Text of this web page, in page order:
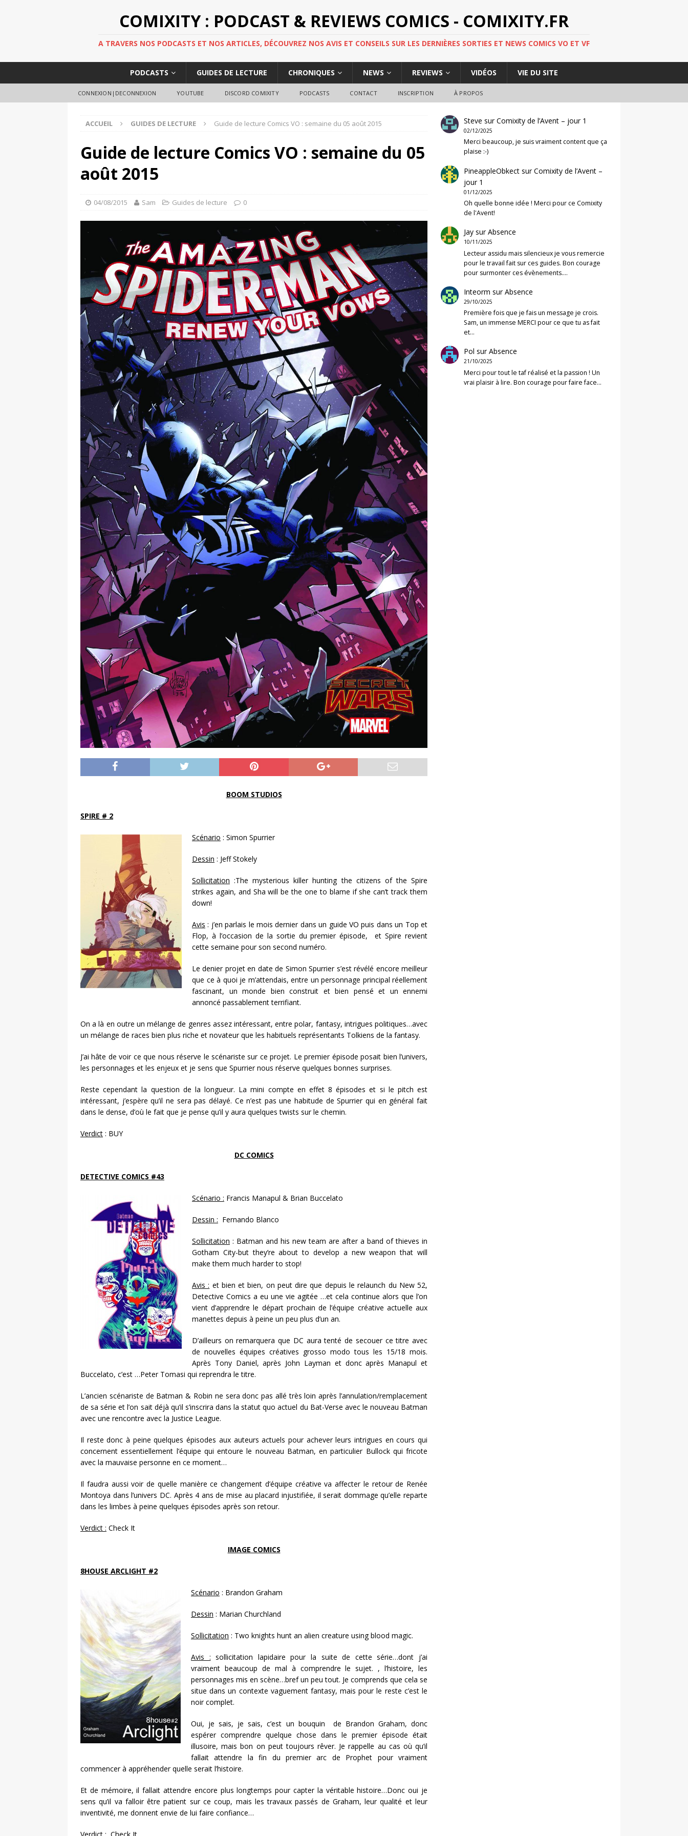
COMIXITY : PODCAST & REVIEWS COMICS - COMIXITY.FR
A TRAVERS NOS PODCASTS ET NOS ARTICLES, DÉCOUVREZ NOS AVIS ET CONSEILS SUR LES DERNIÈRES SORTIES ET NEWS COMICS VO ET VF
PODCASTS GUIDES DE LECTURE CHRONIQUES NEWS REVIEWS VIDÉOS VIE DU SITE
CONNEXION|DECONNEXION YOUTUBE DISCORD COMIXITY PODCASTS CONTACT INSCRIPTION À PROPOS
ACCUEIL GUIDES DE LECTURE Guide de lecture Comics VO : semaine du 05 août 2015
Guide de lecture Comics VO : semaine du 05
août 2015
04/08/2015 Sam Guides de lecture 0
BOOM STUDIOS
SPIRE # 2
Scénario : Simon Spurrier
Dessin : Jeff Stokely
Sollicitation :The mysterious killer hunting the citizens of the Spire
strikes again, and Sha will be the one to blame if she can’t track them
down!
Avis : j’en parlais le mois dernier dans un guide VO puis dans un Top et
Flop, à l’occasion de la sortie du premier épisode, et Spire revient
cette semaine pour son second numéro.
Le denier projet en date de Simon Spurrier s’est révélé encore meilleur
que ce à quoi je m’attendais, entre un personnage principal réellement
fascinant, un monde bien construit et bien pensé et un ennemi
annoncé passablement terrifiant.
On a là en outre un mélange de genres assez intéressant, entre polar, fantasy, intrigues politiques…avec
un mélange de races bien plus riche et novateur que les habituels représentants Tolkiens de la fantasy.
J’ai hâte de voir ce que nous réserve le scénariste sur ce projet. Le premier épisode posait bien l’univers,
les personnages et les enjeux et je sens que Spurrier nous réserve quelques bonnes surprises.
Reste cependant la question de la longueur. La mini compte en effet 8 épisodes et si le pitch est
intéressant, j’espère qu’il ne sera pas délayé. Ce n’est pas une habitude de Spurrier qui en général fait
dans le dense, d’où le fait que je pense qu’il y aura quelques twists sur le chemin.
Verdict : BUY
DC COMICS
DETECTIVE COMICS #43
Scénario : Francis Manapul & Brian Buccelato
Dessin : Fernando Blanco
Sollicitation : Batman and his new team are after a band of thieves in
Gotham City-but they’re about to develop a new weapon that will
make them much harder to stop!
Avis : et bien et bien, on peut dire que depuis le relaunch du New 52,
Detective Comics a eu une vie agitée …et cela continue alors que l’on
vient d’apprendre le départ prochain de l’équipe créative actuelle aux
manettes depuis à peine un peu plus d’un an.
D’ailleurs on remarquera que DC aura tenté de secouer ce titre avec
de nouvelles équipes créatives grosso modo tous les 15/18 mois.
Après Tony Daniel, après John Layman et donc après Manapul et
Buccelato, c’est …Peter Tomasi qui reprendra le titre.
L’ancien scénariste de Batman & Robin ne sera donc pas allé très loin après l’annulation/remplacement
de sa série et l’on sait déjà qu’il s’inscrira dans la statut quo actuel du Bat-Verse avec le nouveau Batman
avec une rencontre avec la Justice League.
Il reste donc à peine quelques épisodes aux auteurs actuels pour achever leurs intrigues en cours qui
concernent essentiellement l’équipe qui entoure le nouveau Batman, en particulier Bullock qui fricote
avec la mauvaise personne en ce moment…
Il faudra aussi voir de quelle manière ce changement d’équipe créative va affecter le retour de Renée
Montoya dans l’univers DC. Après 4 ans de mise au placard injustifiée, il serait dommage qu’elle reparte
dans les limbes à peine quelques épisodes après son retour.
Verdict : Check It
IMAGE COMICS
8HOUSE ARCLIGHT #2
Scénario : Brandon Graham
Dessin : Marian Churchland
Sollicitation : Two knights hunt an alien creature using blood magic.
Avis : sollicitation lapidaire pour la suite de cette série…dont j’ai
vraiment beaucoup de mal à comprendre le sujet. , l’histoire, les
personnages mis en scène…bref un peu tout. Je comprends que cela se
situe dans un contexte vaguement fantasy, mais pour le reste c’est le
noir complet.
Oui, je sais, je sais, c’est un bouquin de Brandon Graham, donc
espérer comprendre quelque chose dans le premier épisode était
illusoire, mais bon on peut toujours rêver. Je rappelle au cas où qu’il
fallait attendre la fin du premier arc de Prophet pour vraiment
commencer à appréhender quelle serait l’histoire.
Et de mémoire, il fallait attendre encore plus longtemps pour capter la véritable histoire…Donc oui je
sens qu’il va falloir être patient sur ce coup, mais les travaux passés de Graham, leur qualité et leur
inventivité, me donnent envie de lui faire confiance…
Steve surComixity de l’Avent – jour 1
02/12/2025
Merci beaucoup, je suis vraiment content que ça
plaise :-)
PineappleObkect surComixity de l’Avent –
jour 1
01/12/2025
Oh quelle bonne idée ! Merci pour ce Comixity
de l'Avent!
Jay surAbsence
10/11/2025
Lecteur assidu mais silencieux je vous remercie
pour le travail fait sur ces guides. Bon courage
pour surmonter ces évènements.…
Inteorm surAbsence
29/10/2025
Première fois que je fais un message je crois.
Sam, un immense MERCI pour ce que tu as fait
et…
Pol surAbsence
21/10/2025
Merci pour tout le taf réalisé et la passion ! Un
vrai plaisir à lire. Bon courage pour faire face…